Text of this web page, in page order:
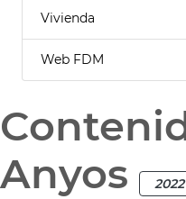
Vivienda
Web FDM
Anyos
2022